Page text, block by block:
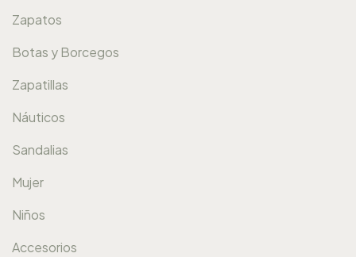
Zapatos
Botas y Borcegos
Zapatillas
Náuticos
Sandalias
Mujer
Niños
Accesorios